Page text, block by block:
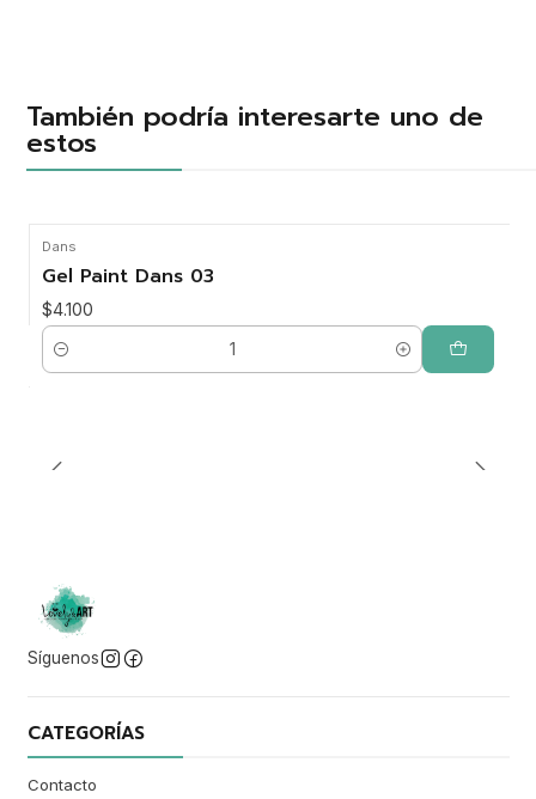
También podría interesarte uno de
estos
Dans
Gel Paint Dans 03
$4.100
Cantidad
Síguenos
CATEGORÍAS
Contacto